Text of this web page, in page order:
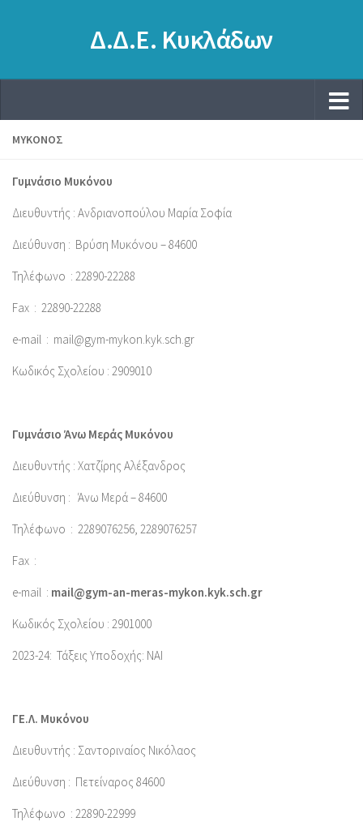
Δ.Δ.Ε. Κυκλάδων
ΜΎΚΟΝΟΣ
Γυμνάσιο Μυκόνου
Διευθυντής : Ανδριανοπούλου Μαρία Σοφία
Διεύθυνση : Βρύση Μυκόνου – 84600
Τηλέφωνο : 22890-22288
Fax : 22890-22288
e-mail : mail@gym-mykon.kyk.sch.gr
Κωδικός Σχολείου : 2909010
Γυμνάσιο Άνω Μεράς Μυκόνου
Διευθυντής : Χατζίρης Αλέξανδρος
Διεύθυνση : Άνω Μερά – 84600
Τηλέφωνο : 2289076256, 2289076257
Fax :
e-mail : mail@gym-an-meras-mykon.kyk.sch.gr
Κωδικός Σχολείου : 2901000
2023-24: Τάξεις Υποδοχής: ΝΑΙ
ΓΕ.Λ. Μυκόνου
Διευθυντής : Σαντοριναίος Νικόλαος
Διεύθυνση : Πετείναρος 84600
Τηλέφωνο : 22890-22999